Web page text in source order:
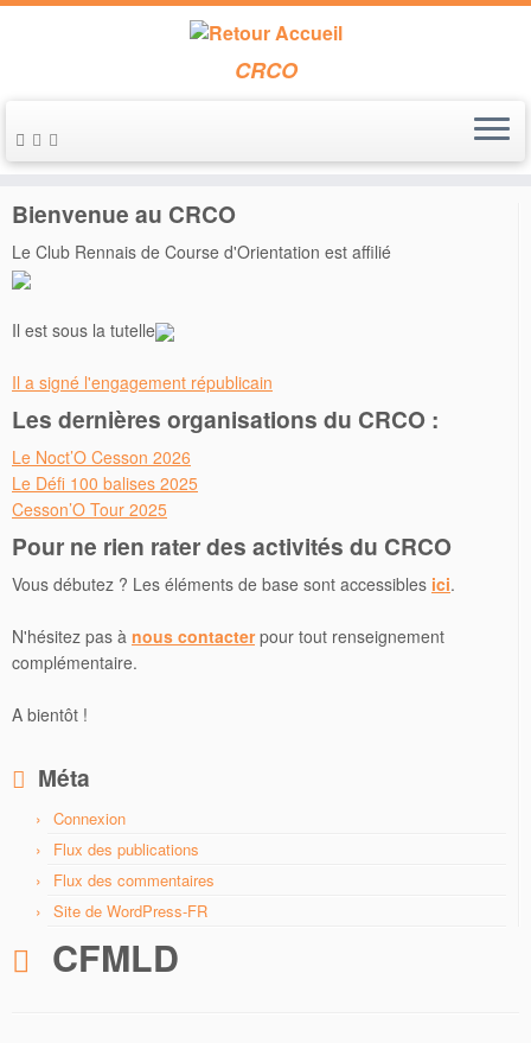
Passer
au
CRCO
Accueil » CFMLD
Bienvenue au CRCO
Le Club Rennais de Course d'Orientation est affilié
Il est sous la tutelle
Il a signé l'engagement républicain
Les dernières organisations du CRCO :
Le Noct’O Cesson 2026
Le Défi 100 balises 2025
Cesson’O Tour 2025
Pour ne rien rater des activités du CRCO
Vous débutez ? Les éléments de base sont accessibles ici.
N'hésitez pas à nous contacterpour tout renseignement
complémentaire.
A bientôt !
Méta
Connexion
Flux des publications
Flux des commentaires
Site de WordPress-FR
CFMLD